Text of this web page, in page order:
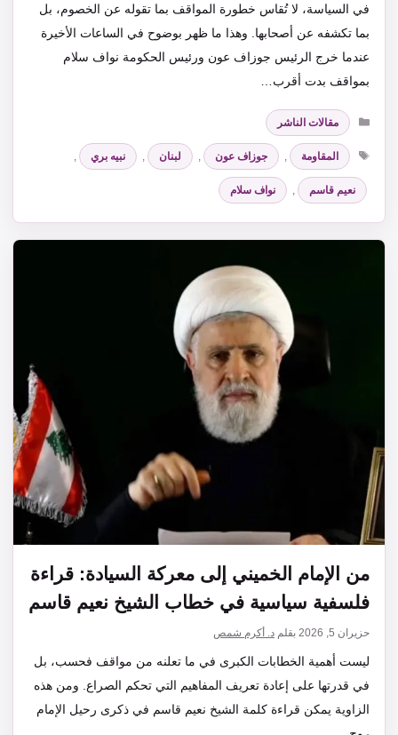
في السياسة، لا تُقاس خطورة المواقف بما تقوله عن الخصوم، بل
بما تكشفه عن أصحابها. وهذا ما ظهر بوضوح في الساعات الأخيرة
عندما خرج الرئيس جوزاف عون ورئيس الحكومة نواف سلام
بمواقف بدت أقرب…
التصنيفات
مقالات الناشر
الوسوم
المقاومة , جوزاف عون , لبنان , نبيه بري ,
نعيم قاسم , نواف سلام
من الإمام الخميني إلى معركة السيادة: قراءة
فلسفية سياسية في خطاب الشيخ نعيم قاسم
حزيران 5, 2026 بقلم د. أكرم شمص
ليست أهمية الخطابات الكبرى في ما تعلنه من مواقف فحسب، بل
في قدرتها على إعادة تعريف المفاهيم التي تحكم الصراع. ومن هذه
الزاوية يمكن قراءة كلمة الشيخ نعيم قاسم في ذكرى رحيل الإمام